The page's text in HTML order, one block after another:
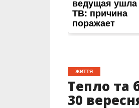
ЖИТТЯ
Тепло та
30